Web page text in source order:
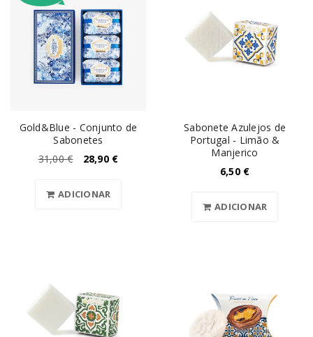
Gold&Blue - Conjunto de
Sabonetes
31,00€ 28,90 €
ADICIONAR
Sabonete Azulejos de
Portugal - Limão &
Manjerico
6,50 €
ADICIONAR